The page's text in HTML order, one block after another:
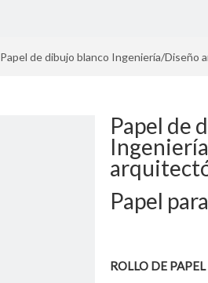
Papel de dibujo blanco Ingeniería/Diseño
Papel de
Papel
ROLLO DE